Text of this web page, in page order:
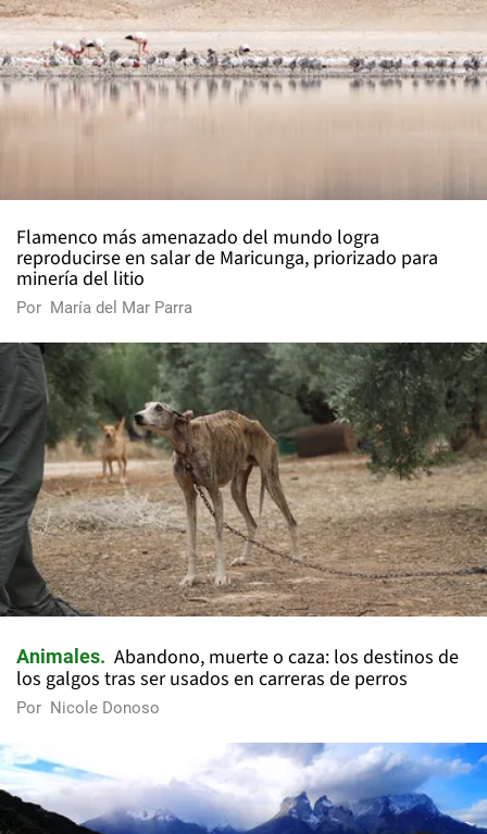
Flamenco más amenazado del mundo logra
reproducirse en salar de Maricunga, priorizado para
minería del litio
Por María del Mar Parra
Animales
Abandono, muerte o caza: los destinos de
los galgos tras ser usados en carreras de perros
Por Nicole Donoso